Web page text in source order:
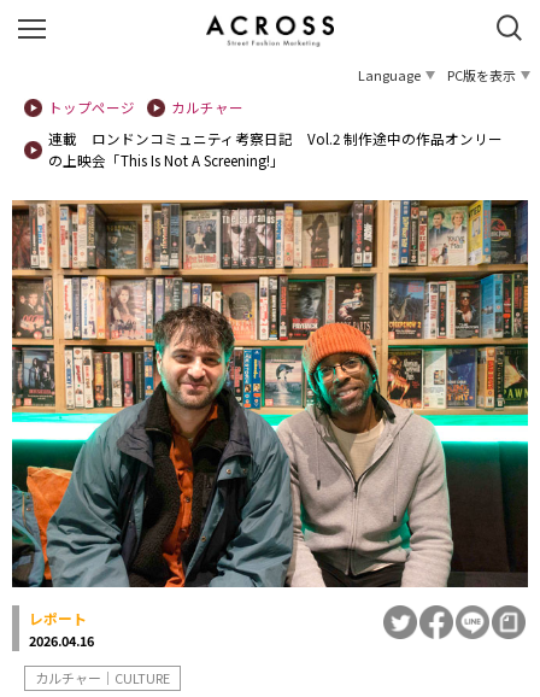
Language
PC版を表示
トップページ
カルチャー
連載 ロンドンコミュニティ考察日記 Vol.2 制作途中の作品オンリー
の上映会「This Is Not A Screening!」
レポート
2026.04.16
カルチャー｜CULTURE